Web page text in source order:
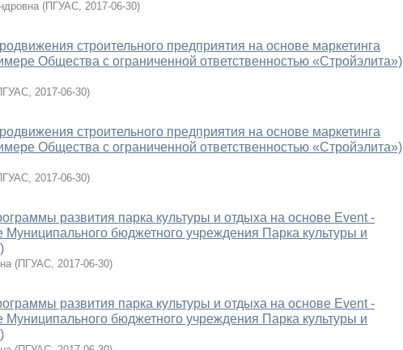
(ПГУАС, 2017-06-30)
строительного предприятия на основе маркетинга
Общества с ограниченной ответственностью «Стройэлита»)
, 2017-06-30)
строительного предприятия на основе маркетинга
Общества с ограниченной ответственностью «Стройэлита»)
, 2017-06-30)
развития парка культуры и отдыха на основе Event -
Муниципального бюджетного учреждения Парка культуры и
(ПГУАС, 2017-06-30)
развития парка культуры и отдыха на основе Event -
Муниципального бюджетного учреждения Парка культуры и